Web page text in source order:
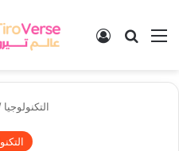
Log In
التكنولوجيا